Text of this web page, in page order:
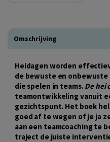
Omschrijving
Heidagen worden
de bewuste en onbewuste
die spelen in teams.De hei
teamontwikkeling vanuit
gezichtspunt. Het boek
goed af te wegen of je ja
aan een teamcoaching te
traject de juiste